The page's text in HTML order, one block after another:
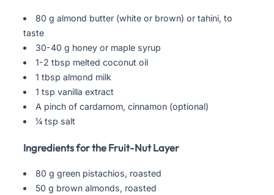
80 g almond butter (white or brown) or tahini, to
taste
30-40 g honey or maple syrup
1-2 tbsp melted coconut oil
1 tbsp almond milk
1 tsp vanilla extract
A pinch of cardamom, cinnamon (optional)
¼ tsp salt
Ingredients for the Fruit-Nut Layer
80 g green pistachios, roasted
50 g brown almonds, roasted